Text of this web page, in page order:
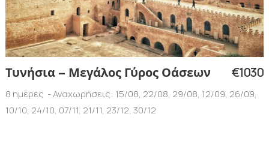
Τυνήσια – Μεγάλος Γύρος Οάσεων €1030
8 ημέρες - Αναχωρήσεις: 15/08, 22/08, 29/08, 12/09, 26/09,
10/10, 24/10, 07/11, 21/11, 23/12, 30/12